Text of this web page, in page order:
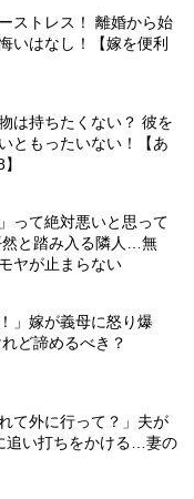
ストレス！ 離婚から始
いはなし！【嫁を便利
は持ちたくない？ 彼を
ともったいない！【あ
って絶対悪いと思って
と踏み入る隣人…無
ヤが止まらない
」嫁が義母に怒り爆
ど諦めるべき？
て外に行って？」夫が
追い打ちをかける…妻の